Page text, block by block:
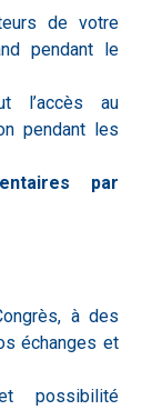
de votre
pendant le
l’accès au
pendant les
par
à des
échanges et
possibilité